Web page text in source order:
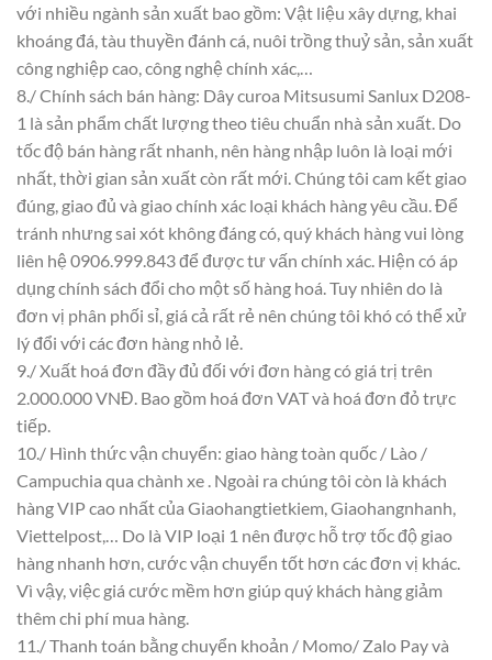
với nhiều ngành sản xuất bao gồm: Vật liệu xây dựng, khai
khoáng đá, tàu thuyền đánh cá, nuôi trồng thuỷ sản, sản xuất
công nghiệp cao, công nghệ chính xác,…
8./ Chính sách bán hàng: Dây curoa Mitsusumi Sanlux D208-
1 là sản phẩm chất lượng theo tiêu chuẩn nhà sản xuất. Do
tốc độ bán hàng rất nhanh, nên hàng nhập luôn là loại mới
nhất, thời gian sản xuất còn rất mới. Chúng tôi cam kết giao
đúng, giao đủ và giao chính xác loại khách hàng yêu cầu. Để
tránh nhưng sai xót không đáng có, quý khách hàng vui lòng
liên hệ 0906.999.843 để được tư vấn chính xác. Hiện có áp
dụng chính sách đổi cho một số hàng hoá. Tuy nhiên do là
đơn vị phân phối sỉ, giá cả rất rẻ nên chúng tôi khó có thể xử
lý đổi với các đơn hàng nhỏ lẻ.
9./ Xuất hoá đơn đầy đủ đối với đơn hàng có giá trị trên
2.000.000 VNĐ. Bao gồm hoá đơn VAT và hoá đơn đỏ trực
tiếp.
10./ Hình thức vận chuyển: giao hàng toàn quốc / Lào /
Campuchia qua chành xe . Ngoài ra chúng tôi còn là khách
hàng VIP cao nhất của Giaohangtietkiem, Giaohangnhanh,
Viettelpost,… Do là VIP loại 1 nên được hỗ trợ tốc độ giao
hàng nhanh hơn, cước vận chuyển tốt hơn các đơn vị khác.
Vì vậy, việc giá cước mềm hơn giúp quý khách hàng giảm
thêm chi phí mua hàng.
11./ Thanh toán bằng chuyển khoản / Momo/ Zalo Pay và